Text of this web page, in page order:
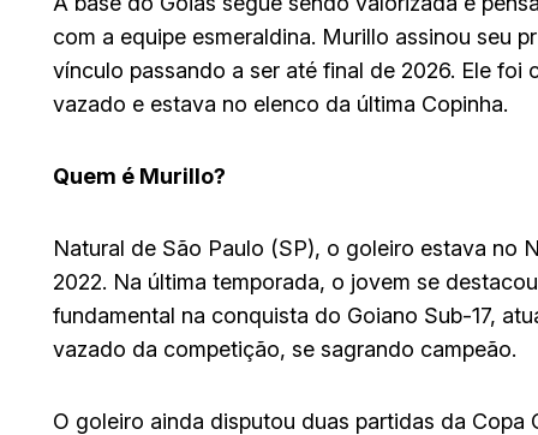
com a equipe esmeraldina. Murillo assinou seu
vínculo passando a ser até final de 2026. Ele foi
vazado e estava no elenco da última Copinha.
Quem é Murillo?
Natural de São Paulo (SP), o goleiro estava no
2022. Na última temporada, o jovem se
fundamental na conquista do Goiano Sub-17,
vazado da competição, se sagrando campeão.
O goleiro ainda disputou duas partidas da